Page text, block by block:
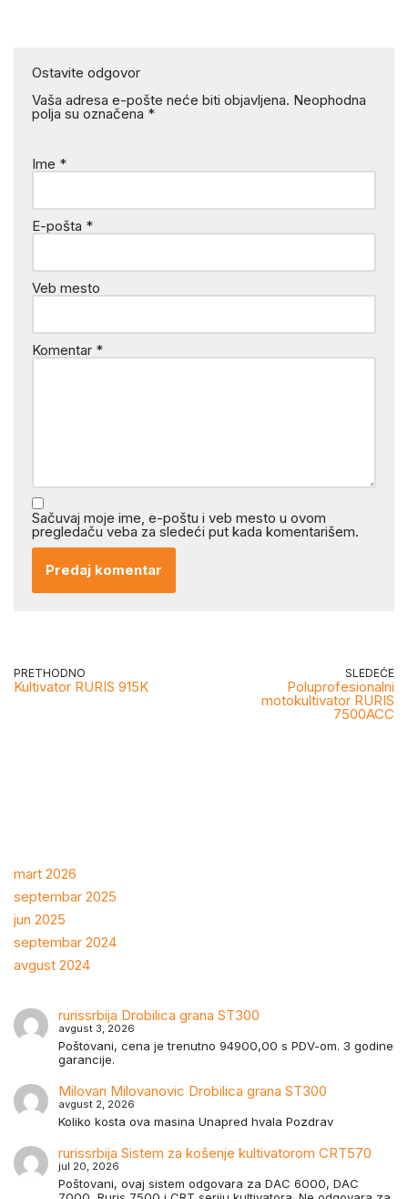
Ostavite odgovor
Vaša adresa e-pošte neće biti objavljena. Neophodna
polja su označena *
Ime *
E-pošta *
Veb mesto
Komentar *
Sačuvaj moje ime, e-poštu i veb mesto u ovom
pregledaču veba za sledeći put kada komentarišem.
PRETHODNO
Kultivator RURIS 915K
SLEDEĆE
Poluprofesionalni
motokultivator RURIS
7500ACC
mart 2026
septembar 2025
jun 2025
septembar 2024
avgust 2024
rurissrbija Drobilica grana ST300
avgust 3, 2026
Poštovani, cena je trenutno 94900,00 s PDV-om. 3 godine
garancije.
Milovan Milovanovic Drobilica grana ST300
avgust 2, 2026
Koliko kosta ova masina Unapred hvala Pozdrav
rurissrbija Sistem za košenje kultivatorom CRT570
jul 20, 2026
Poštovani, ovaj sistem odgovara za DAC 6000, DAC